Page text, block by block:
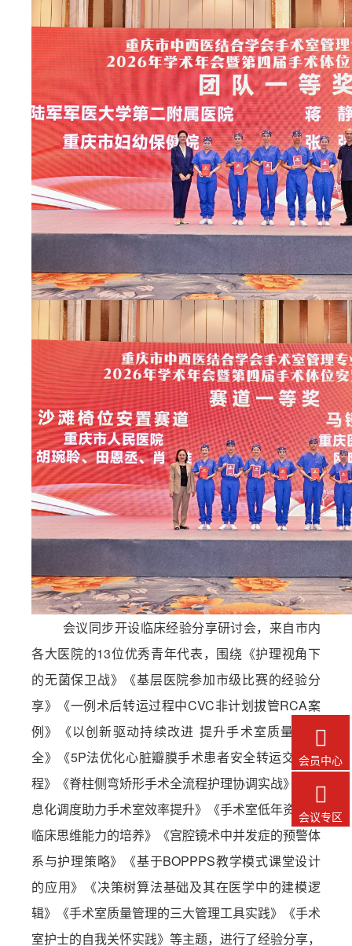
会议同步开设临床经验分享研讨会，来自市内
各大医院的13位优秀青年代表，围绕 《护理视角下
的无菌保卫战》《基层医院参加市级比赛的经验分
享》《一例术后转运过程中CVC非计划拔管RCA案
例》《以创新驱动持续改进 提升手术室质量与安
全》《5P法优化心脏瓣膜手术患者安全转运交接流
程》《脊柱侧弯矫形手术全流程护理协调实战》《信
息化调度助力手术室效率提升》《手术室低年资护士
临床思维能力的培养》《宫腔镜术中并发症的预警体
系与护理策略》《基于BOPPPS教学模式课堂设计
的应用》《决策树算法基础及其在医学中的建模逻
辑》《手术室质量管理的三大管理工具实践》《手术
室护士的自我关怀实践》等主题，进行了经验分享，

会员中心

会议专区